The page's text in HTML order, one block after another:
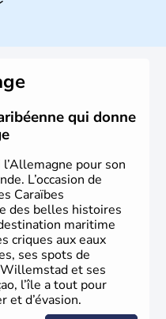
autonomie. Le pays
qu'il a vu naître dans tous
en passant par la
Thomas Mann,
font partie.
qui donne
pour son
L’occasion de
Caraïbes
des belles histoires
maritime
criques aux eaux
ses spots de
et ses
l’île a tout pour
et d’évasion.